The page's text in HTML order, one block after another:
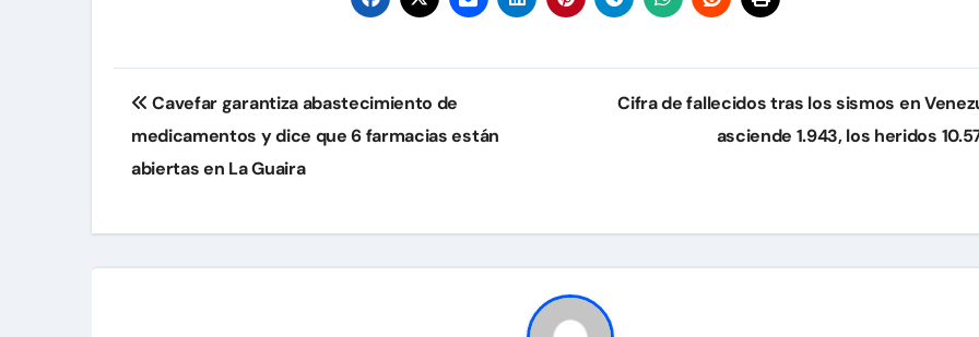
Navegación
de
entradas
Cavefar garantiza abastecimiento de
medicamentos y dice que 6 farmacias están
abiertas en La Guaira
Cifra de fallecidos tras los sismos en
asciende 1.943, los heridos